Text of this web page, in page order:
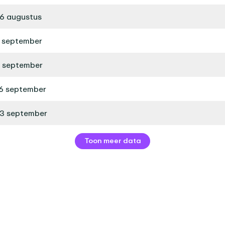
augustus
september
september
Toon meer data